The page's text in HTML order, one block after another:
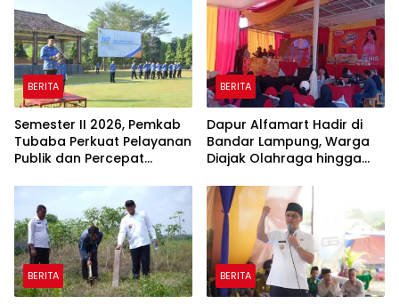
BERITA
Semester II 2026, Pemkab
Tubaba Perkuat Pelayanan
Publik dan Percepat
BERITA
Dapur Alfamart Hadir di
Bandar Lampung, Warga
Diajak Olahraga hingga
BERITA BERITA